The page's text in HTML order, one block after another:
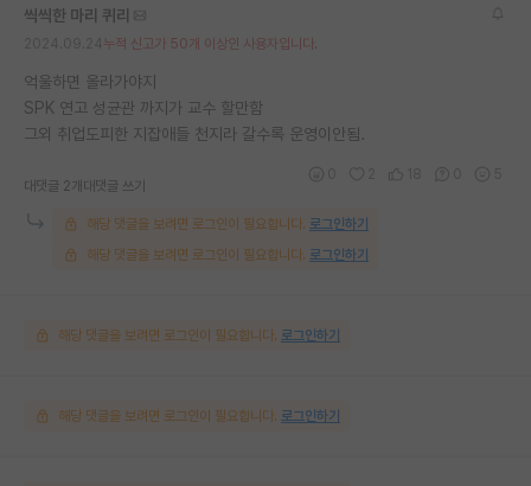
씩씩한 마리 퀴리
누적 신고가 50개 이상인 사용자입니다.
억울하면 올라가야지
SPK 연고 성균관 까지가 교수 할만함
그외 취업도피한 지잡애들 천지라 갈수록 운영이안됨.
대댓글 2개 대댓글 쓰기
해당 댓글을 보려면 로그인이 필요합니다. 로그인하기
해당 댓글을 보려면 로그인이 필요합니다. 로그인하기
해당 댓글을 보려면 로그인이 필요합니다. 로그인하기
해당 댓글을 보려면 로그인이 필요합니다. 로그인하기